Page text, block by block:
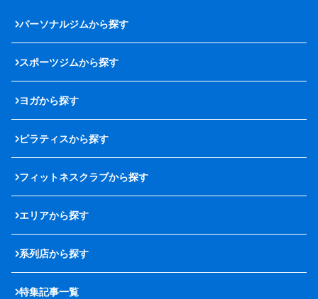
パーソナルジムから探す
スポーツジムから探す
ヨガから探す
ピラティスから探す
フィットネスクラブから探す
エリアから探す
系列店から探す
特集記事一覧